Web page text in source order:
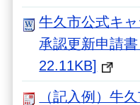
牛久市公式キ
承認更新申請
22.11KB]
（記入例）牛